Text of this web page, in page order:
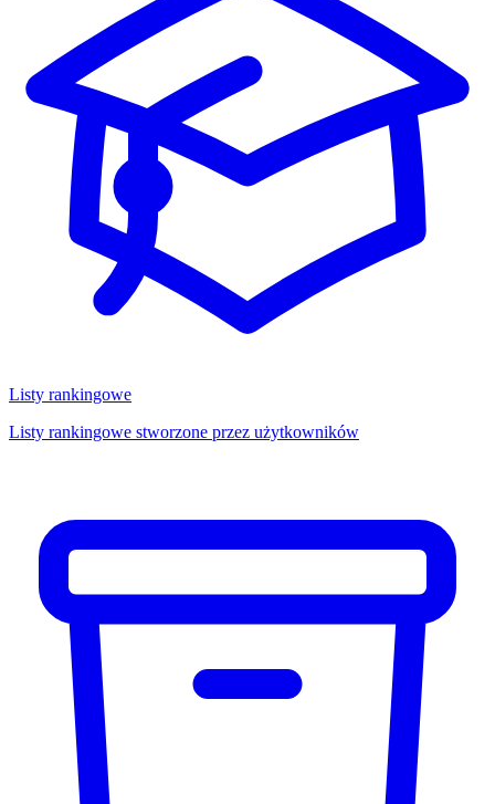
Listy rankingowe
Listy rankingowe stworzone przez użytkowników